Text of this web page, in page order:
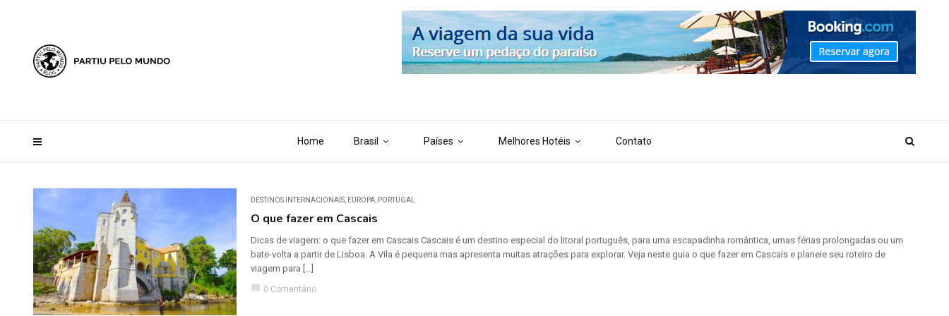
Home Brasil Países Melhores Hotéis Contato
DESTINOS INTERNACIONAIS EUROPA PORTUGAL
O que fazer em Cascais
Dicas de viagem: o que fazer em Cascais Cascais é um destino especial do litoral português, para uma escapadinha romântica, umas férias prolongadas ou um
bate-volta a partir de Lisboa. A Vila é pequena mas apresenta muitas atrações para explorar. Veja neste guia o que fazer em Cascais e planeie seu roteiro de
viagem para […]
chat_bubble 0 Comentário